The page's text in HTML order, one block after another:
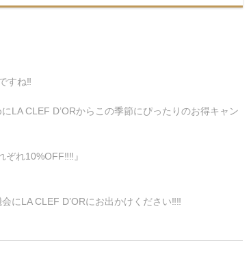
すね‼︎
LA CLEF D’ORからこの季節にぴったりのお得キャン
れ10%OFF‼︎‼︎』
にLA CLEF D’ORにお出かけください‼︎‼︎